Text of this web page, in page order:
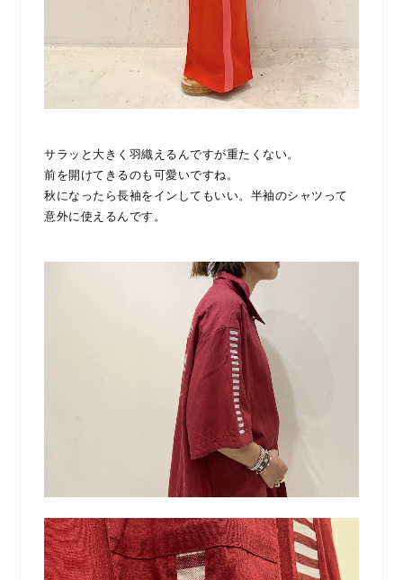
サラッと大きく羽織えるんですが重たくない。
前を開けてきるのも可愛いですね。
秋になったら長袖をインしてもいい。半袖のシャツって
意外に使えるんです。